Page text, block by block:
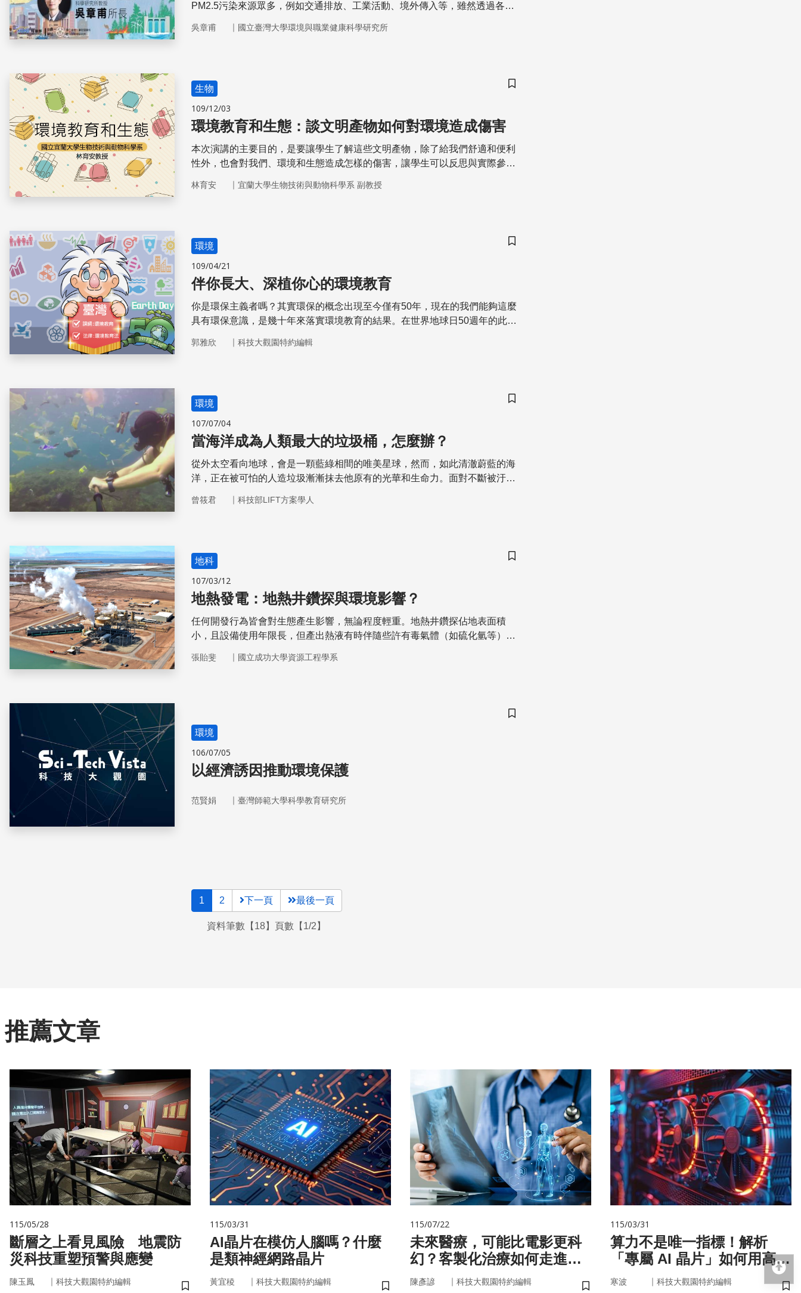
PM2.5污染來源眾多，例如交通排放、工業活動、境外傳入等，雖然透過各類
吳章甫 ｜ 國立臺灣大學環境與職業健康科學研究所
儲存書籤
生物
109/12/03
環境教育和生態：談文明產物如何對環境造成傷害
本次演講的主要目的，是要讓學生了解這些文明產物，除了給我們舒適和便利
性外，也會對我們、環境和生態造成怎樣的傷害，讓學生可以反思與實際參
林育安 ｜ 宜蘭大學生物技術與動物科學系 副教授
儲存書籤
環境
109/04/21
伴你長大、深植你心的環境教育
你是環保主義者嗎？其實環保的概念出現至今僅有50年，現在的我們能夠這麼
具有環保意識，是幾十年來落實環境教育的結果。在世界地球日50週年的此
郭雅欣 ｜ 科技大觀園特約編輯
儲存書籤
環境
107/07/04
當海洋成為人類最大的垃圾桶，怎麼辦？
從外太空看向地球，會是一顆藍綠相間的唯美星球，然而，如此清澈蔚藍的海
洋，正在被可怕的人造垃圾漸漸抹去他原有的光華和生命力。面對不斷被汙染
是我們保護大自然環境最有效的行動準則之一。
曾筱君 ｜ 科技部LIFT方案學人
儲存書籤
地科
107/03/12
地熱發電：地熱井鑽探與環境影響？
任何開發行為皆會對生態產生影響，無論程度輕重。地熱井鑽探佔地表面積
小，且設備使用年限長，但產出熱液有時伴隨些許有毒氣體（如硫化氫等），
壓力，延長地熱資源開發壽命，避免長期抽水造成地層下陷之可能。
張貽斐 ｜ 國立成功大學資源工程學系
儲存書籤
環境
106/07/05
以經濟誘因推動環境保護
范賢娟 ｜ 臺灣師範大學科學教育研究所
1 2 下一頁 最後一頁
資料筆數【18】頁數【1/2】
推薦文章
115/05/28
斷層之上看見風險 地震防
災科技重塑預警與應變
陳玉鳳 ｜ 科技大觀園特約編輯
115/03/31
AI晶片在模仿人腦嗎？什麼
是類神經網路晶片
黃宜稜 ｜ 科技大觀園特約編輯
115/07/22
未來醫療，可能比電影更科
幻？客製化治療如何走進真
實世界
陳彥諺 ｜ 科技大觀園特約編輯
115/03/31
算力不是唯一指標！解析
「專屬 AI 晶片」如何用高效
率驅動未來
寒波 ｜ 科技大觀園特約編輯
回